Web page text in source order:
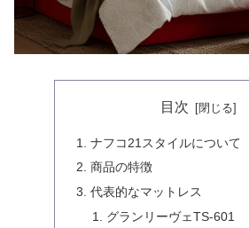
目次
ナフコ21スタイルについて
商品の特徴
代表的なマットレス
グランリーヴェTS-601